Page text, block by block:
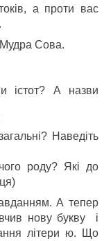
а проти вас
Сова.
істот? А назви
Наведіть
роду? Які до
А тепер
нову букву і
літери ю. Що